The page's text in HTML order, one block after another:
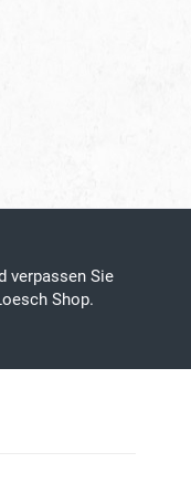
verpassen Sie
Shop.